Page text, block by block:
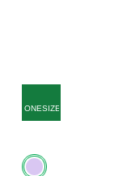
ONESIZE